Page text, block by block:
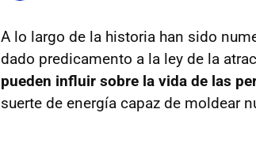
A lo largo de la historia han sido
dado predicamento a la ley de la
pueden influir sobre la vida de las
suerte de energía capaz de moldear